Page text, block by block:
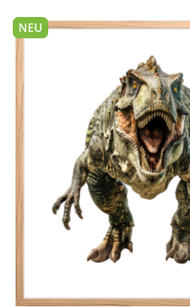
NEU